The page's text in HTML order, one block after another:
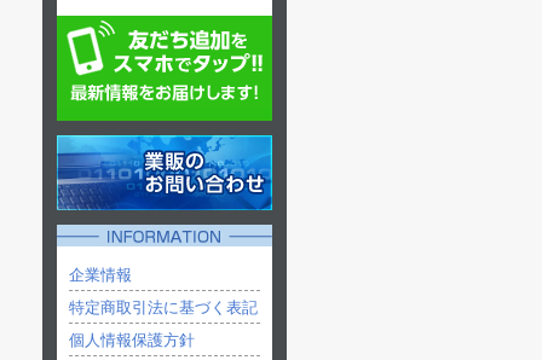
企業情報
特定商取引法に基づく表記
個人情報保護方針